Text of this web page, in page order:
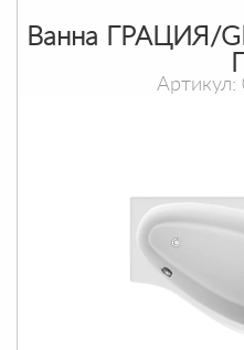
Ванна ГРАЦИЯ/
Артикул: